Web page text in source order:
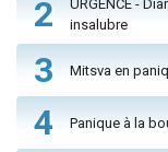
2
URGENCE -
insalubre
3 Mitsva en
4 Panique à la